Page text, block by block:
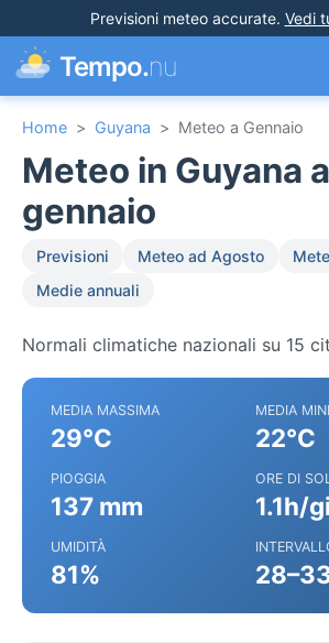
Previsioni meteo accurate. Vedi
Tempo.nu
Home > Guyana > Meteo a Gennaio
Meteo in Guyana a
gennaio
Previsioni Meteo ad Agosto
Medie annuali
Normali climatiche nazionali su 15
MEDIA MASSIMA
29°C
MEDIA
22°C
PIOGGIA
137 mm
ORE DI
1.1h/
UMIDITÀ
81%